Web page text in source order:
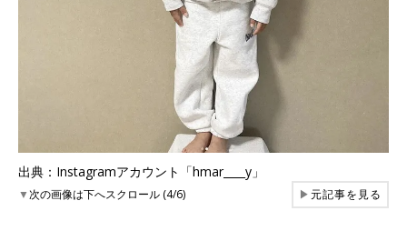
出典：Instagramアカウント「hmar____y」
▼次の画像は下へスクロール (4/6) ▶元記事を見る